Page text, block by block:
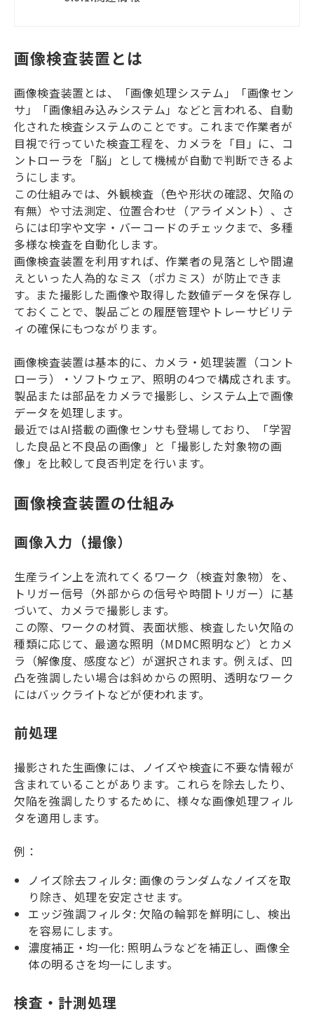
画像検査装置とは
画像検査装置とは、「画像処理システム」「画像セン
サ」「画像組み込みシステム」などと言われる、自動
化された検査システムのことです。これまで作業者が
目視で行っていた検査工程を、カメラを「目」に、コ
ントローラを「脳」として機械が自動で判断できるよ
うにします。
この仕組みでは、外観検査（色や形状の確認、欠陥の
有無）や寸法測定、位置合わせ（アライメント）、さ
らには印字や文字・バーコードのチェックまで、多種
多様な検査を自動化します。
画像検査装置を利用すれば、作業者の見落としや間違
えといった人為的なミス（ポカミス）が防止できま
す。また撮影した画像や取得した数値データを保存し
ておくことで、製品ごとの履歴管理やトレーサビリテ
ィの確保にもつながります。
画像検査装置は基本的に、カメラ・処理装置（コント
ローラ）・ソフトウェア、照明の4つで構成されます。
製品または部品をカメラで撮影し、システム上で画像
データを処理します。
最近ではAI搭載の画像センサも登場しており、「学習
した良品と不良品の画像」と「撮影した対象物の画
像」を比較して良否判定を行います。
画像検査装置の仕組み
画像入力（撮像）
生産ライン上を流れてくるワーク（検査対象物）を、
トリガー信号（外部からの信号や時間トリガー）に基
づいて、カメラで撮影します。
この際、ワークの材質、表面状態、検査したい欠陥の
種類に応じて、最適な照明（MDMC照明など）とカメ
ラ（解像度、感度など）が選択されます。例えば、凹
凸を強調したい場合は斜めからの照明、透明なワーク
にはバックライトなどが使われます。
前処理
撮影された生画像には、ノイズや検査に不要な情報が
含まれていることがあります。これらを除去したり、
欠陥を強調したりするために、様々な画像処理フィル
タを適用します。
例：
ノイズ除去フィルタ: 画像のランダムなノイズを取
り除き、処理を安定させます。
エッジ強調フィルタ: 欠陥の輪郭を鮮明にし、検出
を容易にします。
濃度補正・均一化: 照明ムラなどを補正し、画像全
体の明るさを均一にします。
検査・計測処理